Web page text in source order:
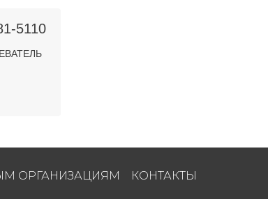
5110
ОРГАНИЗАЦИЯМ КОНТАКТЫ